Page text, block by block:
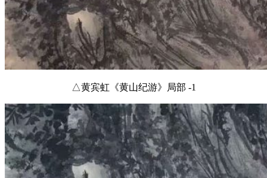
△黄宾虹《黄山纪游》局部 -1